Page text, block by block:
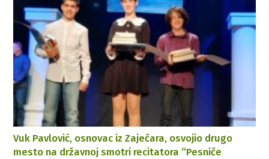
Vuk Pavlović, osnovac iz Zaječara, osvojio drugo
mesto na državnoj smotri recitatora “Pesniče